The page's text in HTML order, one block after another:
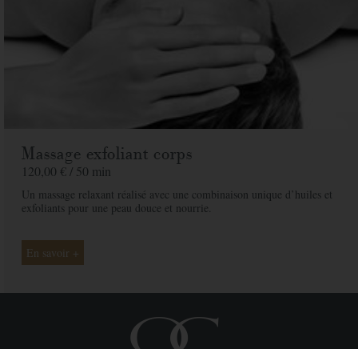
Massage exfoliant corps
120,00 € / 50 min
Un massage relaxant réalisé avec une combinaison unique d’huiles et
exfoliants pour une peau douce et nourrie.
En savoir +